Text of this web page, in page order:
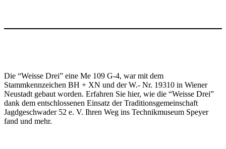
Die “Weisse Drei” eine Me 109 G-4, war mit dem
Stammkennzeichen BH + XN und der W.- Nr. 19310 in Wiener
Neustadt gebaut worden. Erfahren Sie hier, wie die “Weisse Drei”
dank dem entschlossenen Einsatz der Traditionsgemeinschaft
Jagdgeschwader 52 e. V. Ihren Weg ins Technikmuseum Speyer
fand und mehr.